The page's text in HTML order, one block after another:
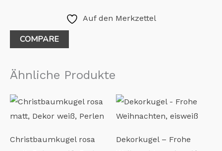
Auf den Merkzettel
COMPARE
Ähnliche Produkte
Christbaumkugel rosa
Dekorkugel – Frohe